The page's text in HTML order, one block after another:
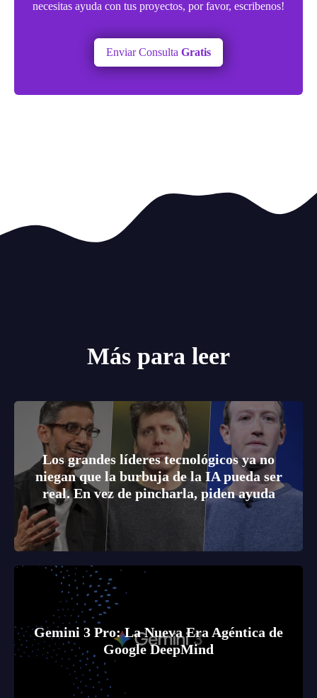
necesitas ayuda con tus proyectos, por favor, escribenos!
Enviar Consulta Gratis
Más para leer
Los grandes líderes tecnológicos ya no
niegan que la burbuja de la IA pueda ser
real. En vez de pincharla, piden ayuda
Gemini 3 Pro: La Nueva Era Agéntica de
Google DeepMind